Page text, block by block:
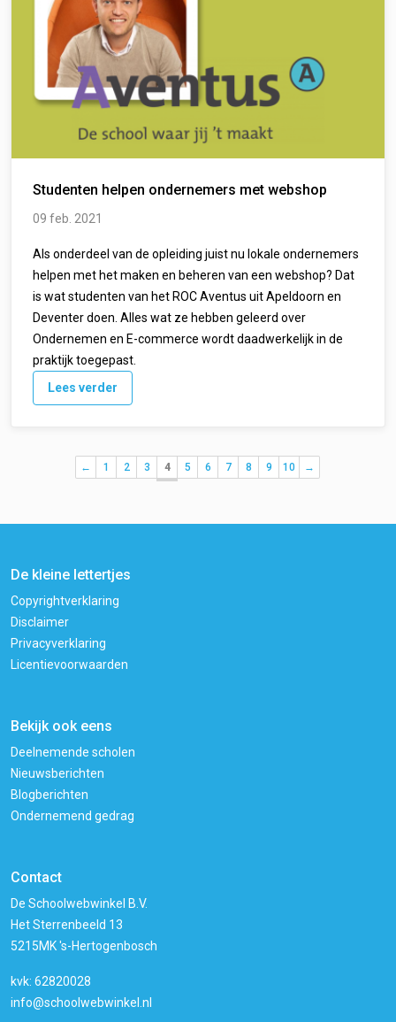
Studenten helpen ondernemers met webshop
09 feb. 2021
Als onderdeel van de opleiding juist nu lokale ondernemers
helpen met het maken en beheren van een webshop? Dat
is wat studenten van het ROC Aventus uit Apeldoorn en
Deventer doen. Alles wat ze hebben geleerd over
Ondernemen en E-commerce wordt daadwerkelijk in de
praktijk toegepast.
Lees verder
← 1 2 3 4 5 6 7 8 9 10 →
De kleine lettertjes
Copyrightverklaring
Disclaimer
Privacyverklaring
Licentievoorwaarden
Bekijk ook eens
Deelnemende scholen
Nieuwsberichten
Blogberichten
Ondernemend gedrag
Contact
De Schoolwebwinkel B.V.
Het Sterrenbeeld 13
5215MK 's-Hertogenbosch
kvk: 62820028
info@schoolwebwinkel.nl